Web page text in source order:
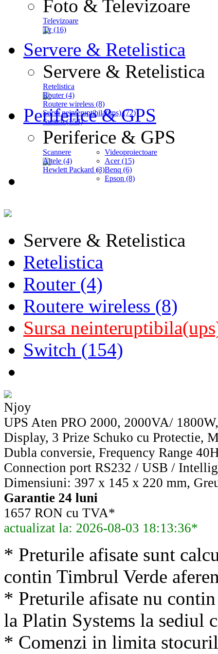
Foto & Televizoare
Televizoare
Tv (16)
Servere & Retelistica
Servere & Retelistica
Retelistica
Router (4)
Routere wireless (8)
Sursa neinteruptibila(ups) (72)
Switch (154)
Periferice & GPS
Periferice & GPS
Scannere
Altele (4)
Hewlett Packard (3)
Videoproiectoare
Acer (15)
Benq (6)
Epson (8)
Servere & Retelistica
Retelistica
Router (4)
Routere wireless (8)
Sursa
Switch (154)
Njoy
UPS Aten PRO 2000, 2000VA/
Display, 3 Prize Schuko cu Protectie,
Dubla conversie, Frequency Range
Connection port RS232 / USB /
Dimensiuni: 397 x 145 x 220 mm,
Garantie 24 luni
1657 RON cu TVA*
actualizat la: 2026-08-03 18:13:36*
* Preturile afisate sunt
contin Timbrul Verde
* Preturile afisate nu
la Platin Systems la sediul
* Comenzi in limita